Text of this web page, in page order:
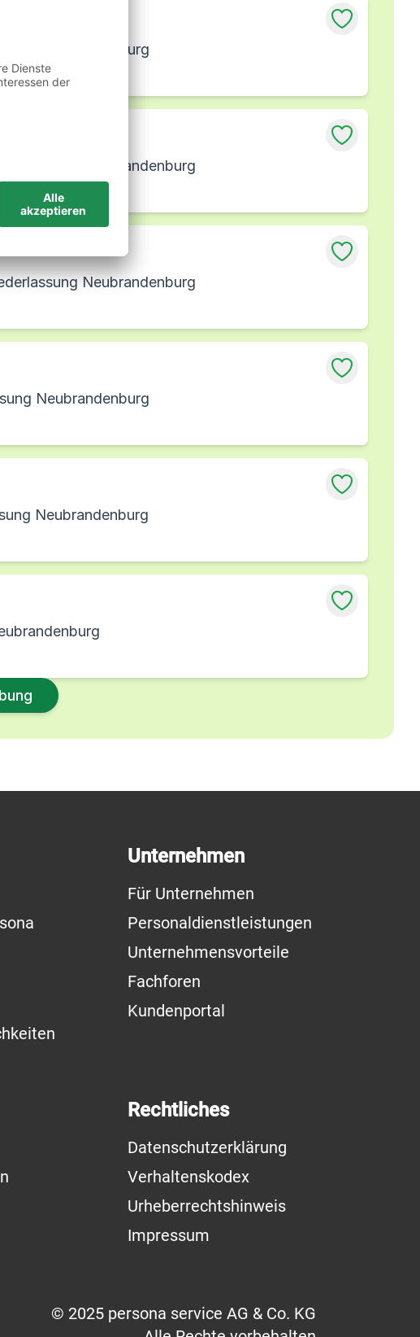
Neubrandenburg
Neubrandenburg
Neubrandenburg
Neubrandenburg
Neubrandenburg
Unternehmen
Für Unternehmen
Personaldienstleistungen
Unternehmensvorteile
Fachforen
Kundenportal
Rechtliches
Datenschutzerklärung
Verhaltenskodex
Urheberrechtshinweis
Impressum
© 2025 persona service AG & Co. KG